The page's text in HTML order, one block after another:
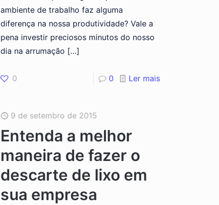
ambiente de trabalho faz alguma
diferença na nossa produtividade? Vale a
pena investir preciosos minutos do nosso
dia na arrumação […]
0 0 Ler mais
9 de setembro de 2015
Entenda a melhor
maneira de fazer o
descarte de lixo em
sua empresa